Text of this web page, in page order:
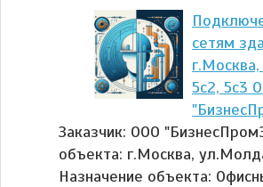
сетям
5с2, 5с3
Заказчик: ООО
объекта: г.Москва,
Назначение объекта: